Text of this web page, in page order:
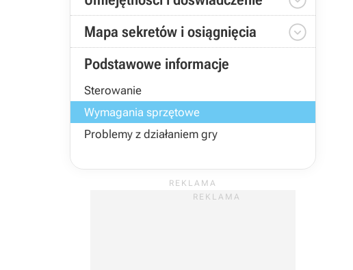
Mapa sekretów i osiągnięcia 
Podstawowe informacje
Sterowanie
Wymagania sprzętowe
Problemy z działaniem gry